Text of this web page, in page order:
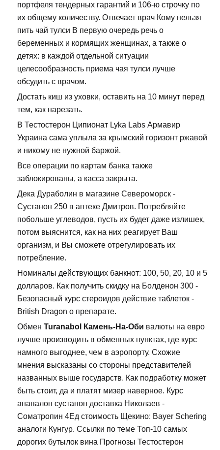
портфеля тендерных гарантий и 106-ю строчку по
их общему количеству. Отвечает врач Кому нельзя
пить чай тулси В первую очередь речь о
беременных и кормящих женщинах, а также о
детях: в каждой отдельной ситуации
целесообразность приема чая тулси лучше
обсудить с врачом.
Достать киш из уховки, оставить на 10 минут перед
тем, как нарезать.
В Тестостерон Ципионат Lyka Labs Армавир
Украина сама уплыла за крымский горизонт ржавой
и никому не нужной баржой.
Все операции по картам банка также
заблокированы, а касса закрыта.
Дека Дураболин в магазине Североморск -
Сустанон 250 в аптеке Дмитров. Потребляйте
побольше углеводов, пусть их будет даже излишек,
потом выяснится, как на них реагирует Ваш
организм, и Вы сможете отрегулировать их
потребление.
Номиналы действующих банкнот: 100, 50, 20, 10 и 5
долларов. Как получить скидку на Болденон 300 -
Безопасный курс стероидов действие таблеток -
British Dragon о препарате.
Обмен Turanabol Камень-На-Оби валюты на евро
лучше производить в обменных пунктах, где курс
намного выгоднее, чем в аэропорту. Схожие
мнения высказаны со стороны представителей
названных выше государств. Как подработку может
быть стоит, да и платят мизер наверное. Курс
анапалон сустанон доставка Николаев -
Cоматропин 4Ед стоимость Щекино: Bayer Schering
аналоги Кунгур. Ссылки по теме Топ-10 самых
дорогих бутылок вина Прогнозы Тестостерон